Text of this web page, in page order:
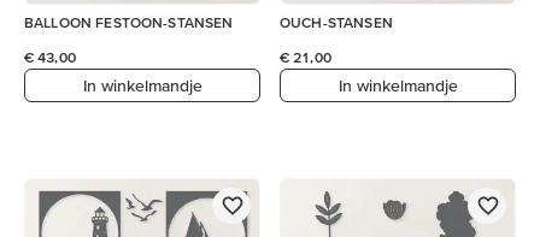
BALLOON FESTOON-STANSEN
€ 43,00
In winkelmandje
OUCH-STANSEN
€ 21,00
In winkelmandje